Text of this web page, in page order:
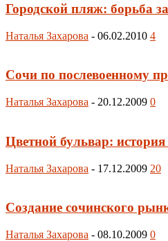
Городской пляж: борьба
Наталья Захарова - 06.02.2010 4
Сочи по послевоенному
Наталья Захарова - 20.12.2009 0
Цветной бульвар:
Наталья Захарова - 17.12.2009 20
Создание сочинского
Наталья Захарова - 08.10.2009 0